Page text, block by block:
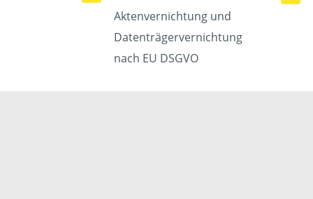
Aktenvernichtung und
Datenträgervernichtung
nach EU DSGVO